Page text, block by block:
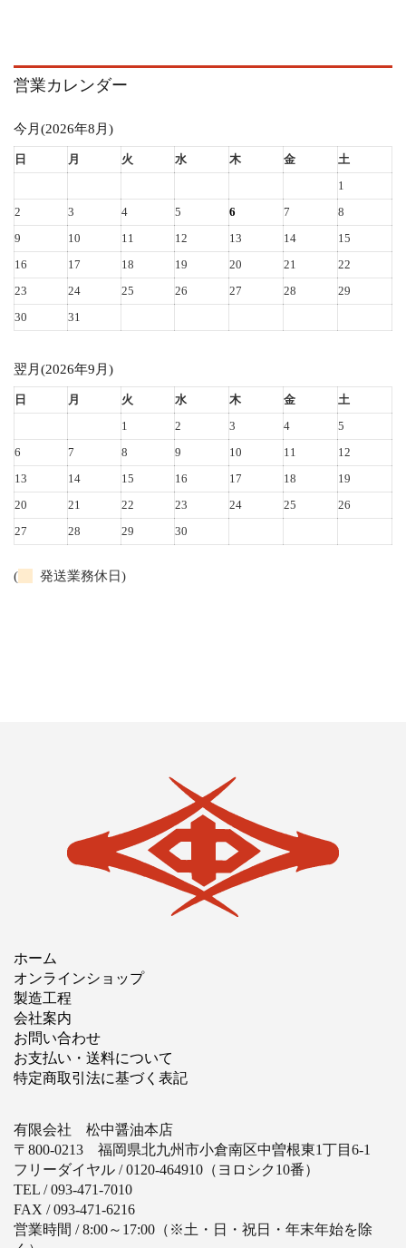
営業カレンダー
今月(2026年8月)
日 月 火 水 木 金
土
1
2
3 4 5 6 7
8
9
10 11 12 13 14
15
16
17 18 19 20 21
22
23
24 25 26 27 28
29
30
31
翌月(2026年9月)
日 月 火 水 木 金
土
1
2 3 4
5
6
7 8 9 10 11
12
13
14 15 16 17 18
19
20
21 22 23 24 25
26
27
28 29 30
( 発送業務休日)
ホーム
オンラインショップ
製造工程
会社案内
お問い合わせ
お支払い・送料について
特定商取引法に基づく表記
有限会社 松中醤油本店
〒800-0213 福岡県北九州市小倉南区中曽根東1丁目6-1
フリーダイヤル / 0120-464910（ヨロシク10番）
TEL / 093-471-7010
FAX / 093-471-6216
営業時間 / 8:00～17:00（※土・日・祝日・年末年始を除